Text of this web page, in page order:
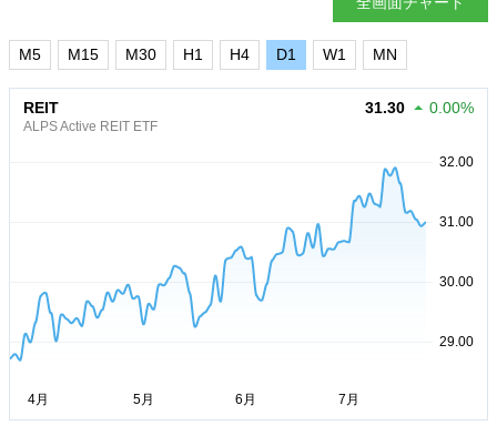
M5 M15 M30 H1 H4 D1 W1 MN
REIT
ALPS Active REIT ETF
31.30 0.00%